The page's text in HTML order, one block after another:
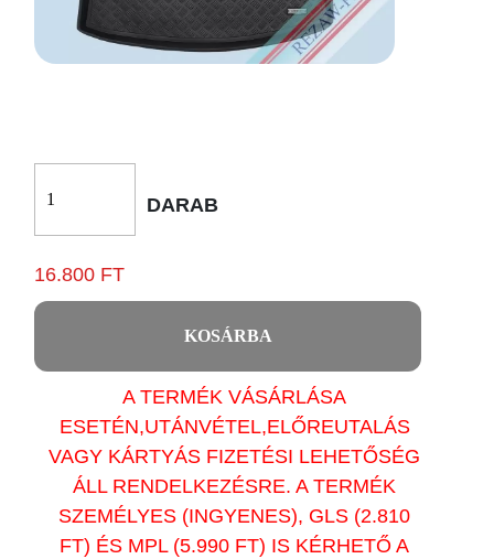
DARAB
16.800 FT
KOSÁRBA
A TERMÉK VÁSÁRLÁSA
ESETÉN,UTÁNVÉTEL,ELŐREUTALÁS
VAGY KÁRTYÁS FIZETÉSI LEHETŐSÉG
ÁLL RENDELKEZÉSRE. A TERMÉK
SZEMÉLYES (INGYENES), GLS (2.810
FT) ÉS MPL (5.990 FT) IS KÉRHETŐ A